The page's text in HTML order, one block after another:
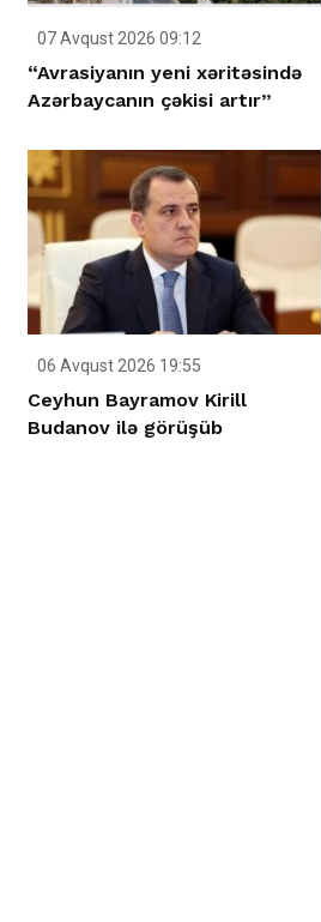
07 Avqust 2026 09:12
“Avrasiyanın yeni xəritəsində
Azərbaycanın çəkisi artır”
06 Avqust 2026 19:55
Ceyhun Bayramov Kirill
Budanov ilə görüşüb